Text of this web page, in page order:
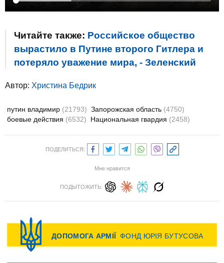
Читайте также: Российское общество
вырастило в Путине второго Гитлера и
потеряло уважение мира, - Зеленский
Автор: Христина Бедрик
путин владимир (21793) Запорожская область (4750)
боевые действия (6532) Национальная гвардия (2458)
ПОДЕЛИТЬСЯ:
Мне нравится
ПОДЫТОЖИТЬ: